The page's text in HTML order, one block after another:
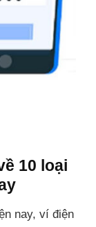
10 loại
nay, ví điện